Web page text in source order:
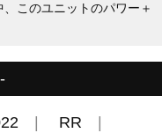
このユニットのパワー＋
-
RR